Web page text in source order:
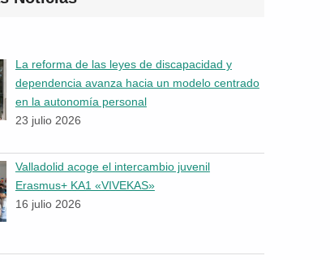
La reforma de las leyes de discapacidad y
dependencia avanza hacia un modelo centrado
en la autonomía personal
23 julio 2026
Valladolid acoge el intercambio juvenil
Erasmus+ KA1 «VIVEKAS»
16 julio 2026